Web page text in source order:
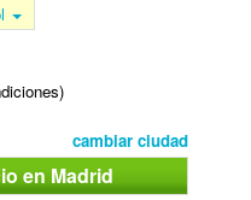
cambiar ciudad
en Madrid